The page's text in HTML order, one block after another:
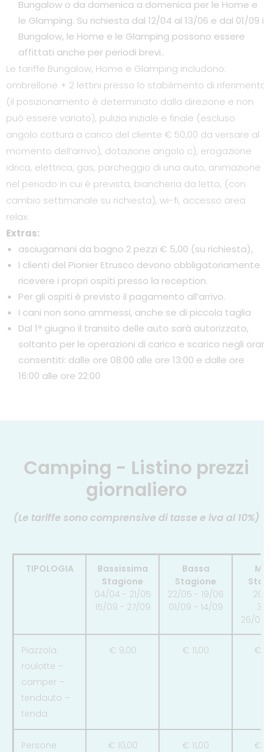
Bungalow o da domenica a domenica per le Home e
le Glamping. Su richiesta dal 12/04 al 13/06 e dal 01/09 i
Bungalow, le Home e le Glamping possono essere
affittati anche per periodi brevi..
Le tariffe Bungalow, Home e Glamping includono:
ombrellone + 2 lettini presso lo stabilimento di riferimento
(il posizionamento è determinato dalla direzione e non
può essere variato), pulizia iniziale e finale (escluso
angolo cottura a carico del cliente € 50,00 da versare al
momento dell’arrivo), dotazione angolo c), erogazione
idrica, elettrica, gas, parcheggio di una auto, animazione
nel periodo in cui è prevista, biancheria da letto, (con
cambio settimanale su richiesta), wi-fi, accesso area
relax.
Extras:
asciugamani da bagno 2 pezzi € 5,00 (su richiesta),
I clienti del Pionier Etrusco devono obbligatoriamente
ricevere i propri ospiti presso la reception.
Per gli ospiti è previsto il pagamento all’arrivo.
I cani non sono ammessi, anche se di piccola taglia
Dal 1° giugno il transito delle auto sarà autorizzato,
soltanto per le operazioni di carico e scarico negli orari
consentiti: dalle ore 08:00 alle ore 13:00 e dalle ore
16:00 alle ore 22:00
Camping - Listino prezzi
giornaliero
(Le tariffe sono comprensive di tasse e iva al 10%)
TIPOLOGIA
Bassissima
Stagione
04/04 - 21/05
15/09 - 27/09
Bassa
Stagione
22/05 - 19/06
01/09 - 14/09
20/
30/
26/08
Piazzola:
roulotte –
camper –
tendauto –
tenda
€ 9,00 € 11,00 €
Persone € 10,00 € 11,00 €